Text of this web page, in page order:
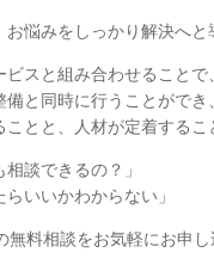
悩みをしっかり解決へと
スと組み合わせることで、
と同時に行うことができ、
とと、人材が定着するこ
相談できるの？」
らいいかわからない」
無料相談をお気軽にお申し